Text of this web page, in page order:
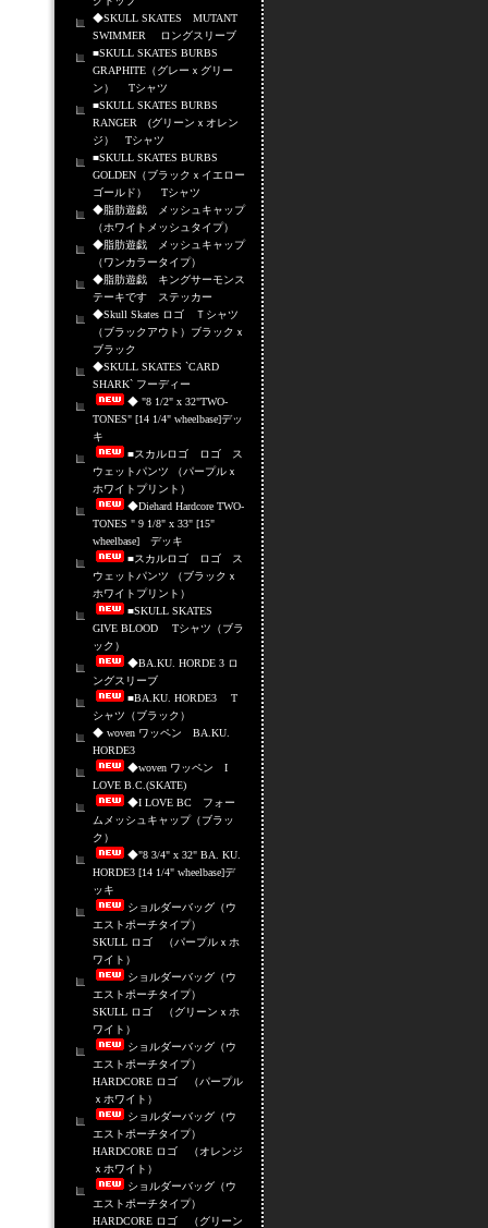
◆SKULL SKATES MUTANT
SWIMMER ロングスリーブ
■SKULL SKATES BURBS
GRAPHITE（グレーｘグリー
ン） Tシャツ
■SKULL SKATES BURBS
RANGER (グリーンｘオレン
ジ） Tシャツ
■SKULL SKATES BURBS
GOLDEN（ブラックｘイエロー
ゴールド） Tシャツ
◆脂肪遊戯 メッシュキャップ
（ホワイトメッシュタイプ）
◆脂肪遊戯 メッシュキャップ
（ワンカラータイプ）
◆脂肪遊戯 キングサーモンス
テーキです ステッカー
◆Skull Skates ロゴ Ｔシャツ
（ブラックアウト）ブラックｘ
ブラック
◆SKULL SKATES `CARD
SHARK` フーディー
◆ "8 1/2" x 32"TWO-
TONES" [14 1/4" wheelbase]デッ
キ
■スカルロゴ ロゴ ス
ウェットパンツ （パープルｘ
ホワイトプリント）
◆Diehard Hardcore TWO-
TONES " 9 1/8" x 33" [15"
wheelbase] デッキ
■スカルロゴ ロゴ ス
ウェットパンツ （ブラックｘ
ホワイトプリント）
■SKULL SKATES
GIVE BLOOD Tシャツ（ブラ
ック）
◆BA.KU. HORDE 3 ロ
ングスリーブ
■BA.KU. HORDE3 T
シャツ（ブラック）
◆ woven ワッペン BA.KU.
HORDE3
◆woven ワッペン I
LOVE B.C.(SKATE)
◆I LOVE BC フォー
ムメッシュキャップ（ブラッ
ク）
◆"8 3/4" x 32" BA. KU.
HORDE3 [14 1/4" wheelbase]デ
ッキ
ショルダーバッグ（ウ
エストポーチタイプ）
SKULL ロゴ （パープルｘホ
ワイト）
ショルダーバッグ（ウ
エストポーチタイプ）
SKULL ロゴ （グリーンｘホ
ワイト）
ショルダーバッグ（ウ
エストポーチタイプ）
HARDCORE ロゴ （パープル
ｘホワイト）
ショルダーバッグ（ウ
エストポーチタイプ）
HARDCORE ロゴ （オレンジ
ｘホワイト）
ショルダーバッグ（ウ
エストポーチタイプ）
HARDCORE ロゴ （グリーン